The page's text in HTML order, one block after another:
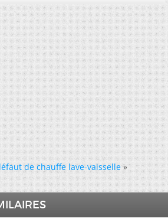
de chauffe lave-vaisselle »